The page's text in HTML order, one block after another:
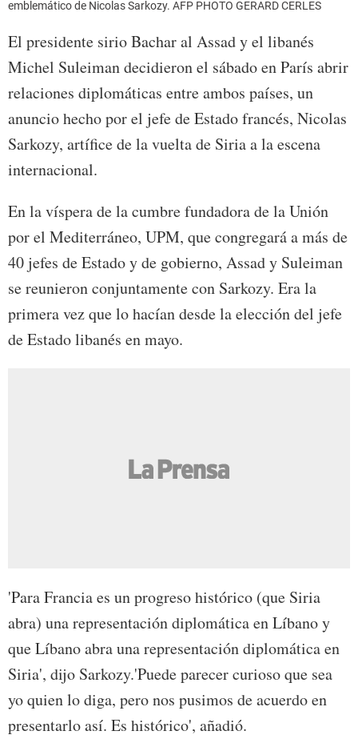
emblemático de Nicolas Sarkozy. AFP PHOTO GERARD CERLES
El presidente sirio Bachar al Assad y el libanés
Michel Suleiman decidieron el sábado en París abrir
relaciones diplomáticas entre ambos países, un
anuncio hecho por el jefe de Estado francés, Nicolas
Sarkozy, artífice de la vuelta de Siria a la escena
internacional.
En la víspera de la cumbre fundadora de la Unión
por el Mediterráneo, UPM, que congregará a más de
40 jefes de Estado y de gobierno, Assad y Suleiman
se reunieron conjuntamente con Sarkozy. Era la
primera vez que lo hacían desde la elección del jefe
de Estado libanés en mayo.
'Para Francia es un progreso histórico (que Siria
abra) una representación diplomática en Líbano y
que Líbano abra una representación diplomática en
Siria', dijo Sarkozy.'Puede parecer curioso que sea
yo quien lo diga, pero nos pusimos de acuerdo en
presentarlo así. Es histórico', añadió.